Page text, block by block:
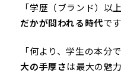
「学歴（ブランド）以
だかが問われる時代です
「何より、学生の本分
大の手厚さは最大の魅